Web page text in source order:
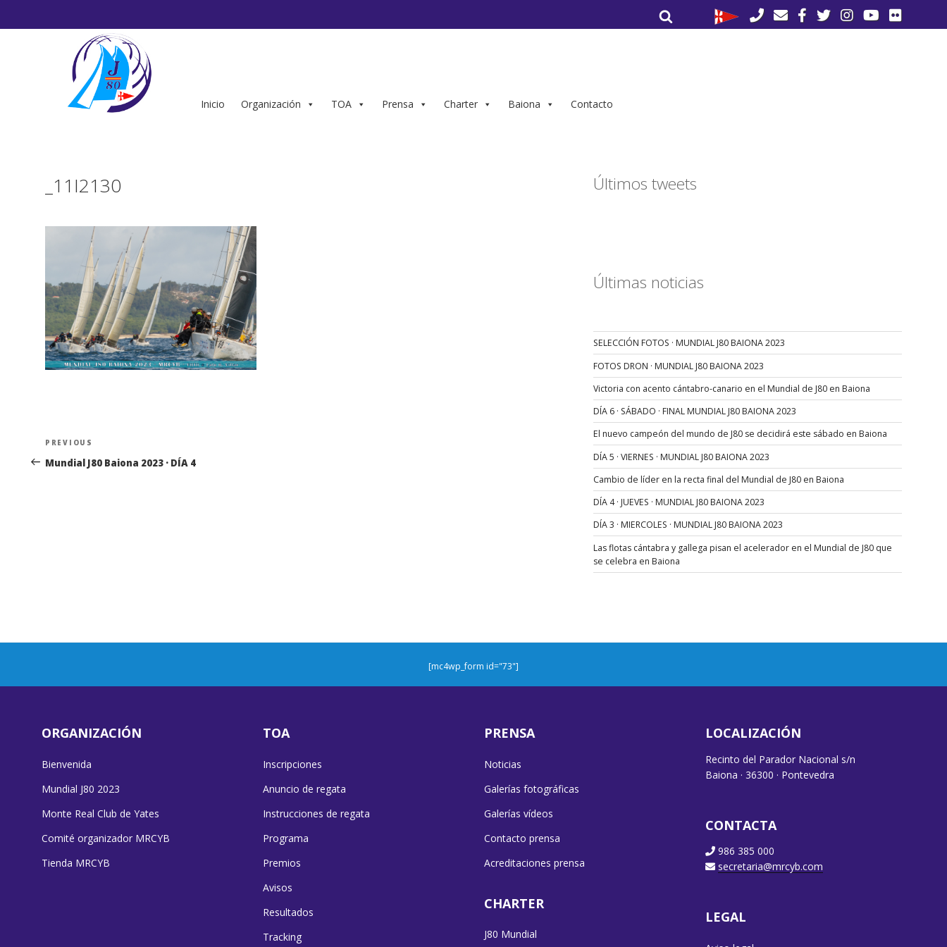
por:
Inicio Organización TOA Prensa Charter Baiona Contacto
_11I2130
Navegación
de
Previous
Post
PREVIOUS
Mundial J80 Baiona 2023 · DÍA 4
Últimos tweets
Últimas noticias
SELECCIÓN FOTOS · MUNDIAL J80 BAIONA 2023
FOTOS DRON · MUNDIAL J80 BAIONA 2023
Victoria con acento cántabro-canario en el Mundial de J80 en Baiona
DÍA 6 · SÁBADO · FINAL MUNDIAL J80 BAIONA 2023
El nuevo campeón del mundo de J80 se decidirá este sábado en Baiona
DÍA 5 · VIERNES · MUNDIAL J80 BAIONA 2023
Cambio de líder en la recta final del Mundial de J80 en Baiona
DÍA 4 · JUEVES · MUNDIAL J80 BAIONA 2023
DÍA 3 · MIERCOLES · MUNDIAL J80 BAIONA 2023
Las flotas cántabra y gallega pisan el acelerador en el Mundial de J80 que
se celebra en Baiona
[mc4wp_form id="73"]
ORGANIZACIÓN
Bienvenida
Mundial J80 2023
Monte Real Club de Yates
Comité organizador MRCYB
Tienda MRCYB
TOA
Inscripciones
Anuncio de regata
Instrucciones de regata
Programa
Premios
Avisos
Resultados
Tracking
PRENSA
Noticias
Galerías fotográficas
Galerías vídeos
Contacto prensa
Acreditaciones prensa
CHARTER
J80 Mundial
LOCALIZACIÓN
Recinto del Parador Nacional s/n
Baiona · 36300 · Pontevedra
CONTACTA
986 385 000
secretaria@mrcyb.com
LEGAL